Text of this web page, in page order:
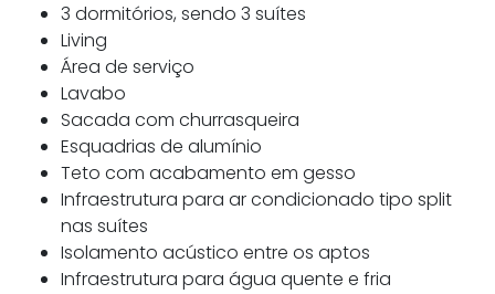
3 dormitórios, sendo 3 suítes
Living
Área de serviço
Lavabo
Sacada com churrasqueira
Esquadrias de alumínio
Teto com acabamento em gesso
Infraestrutura para ar condicionado tipo split
nas suítes
Isolamento acústico entre os aptos
Infraestrutura para água quente e fria